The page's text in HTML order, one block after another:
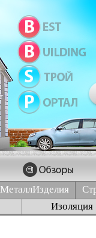
МеталлИзделия
Изоляция